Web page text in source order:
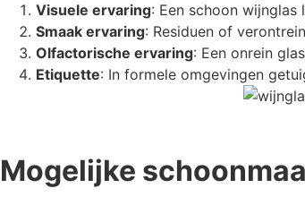
Visuele ervaring: Een schoon
Smaak ervaring: Residuen of
Olfactorische ervaring: Een onrein
Etiquette: In formele omgevingen
Mogelijke